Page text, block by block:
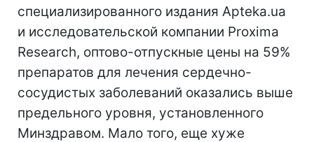
специализированного издания Apteka.ua
и исследовательской компании Proxima
Research, оптово-отпускные цены на 59%
препаратов для лечения сердечно-
сосудистых заболеваний оказались выше
предельного уровня, установленного
Минздравом. Мало того, еще хуже